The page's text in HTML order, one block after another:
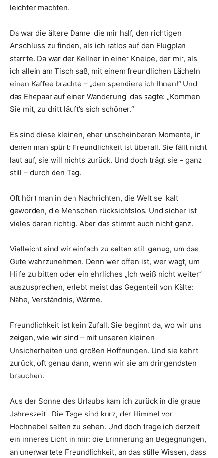
leichter machten.
Da war die ältere Dame, die mir half, den richtigen
Anschluss zu finden, als ich ratlos auf den Flugplan
starrte. Da war der Kellner in einer Kneipe, der mir, als
ich allein am Tisch saß, mit einem freundlichen Lächeln
einen Kaffee brachte – „den spendiere ich Ihnen!“ Und
das Ehepaar auf einer Wanderung, das sagte: „Kommen
Sie mit, zu dritt läuft’s sich schöner.“
Es sind diese kleinen, eher unscheinbaren Momente, in
denen man spürt: Freundlichkeit ist überall. Sie fällt nicht
laut auf, sie will nichts zurück. Und doch trägt sie – ganz
still – durch den Tag.
Oft hört man in den Nachrichten, die Welt sei kalt
geworden, die Menschen rücksichtslos. Und sicher ist
vieles daran richtig. Aber das stimmt auch nicht ganz.
Vielleicht sind wir einfach zu selten still genug, um das
Gute wahrzunehmen. Denn wer offen ist, wer wagt, um
Hilfe zu bitten oder ein ehrliches „Ich weiß nicht weiter“
auszusprechen, erlebt meist das Gegenteil von Kälte:
Nähe, Verständnis, Wärme.
Freundlichkeit ist kein Zufall. Sie beginnt da, wo wir uns
zeigen, wie wir sind – mit unseren kleinen
Unsicherheiten und großen Hoffnungen. Und sie kehrt
zurück, oft genau dann, wenn wir sie am dringendsten
brauchen.
Aus der Sonne des Urlaubs kam ich zurück in die graue
Jahreszeit. Die Tage sind kurz, der Himmel vor
Hochnebel selten zu sehen. Und doch trage ich derzeit
ein inneres Licht in mir: die Erinnerung an Begegnungen,
an unerwartete Freundlichkeit, an das stille Wissen, dass